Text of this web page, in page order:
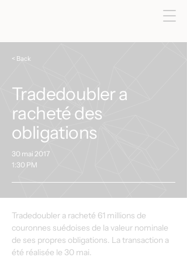
< Back
Tradedoubler a
racheté des
obligations
30 mai 2017
1:30 PM
Tradedoubler a racheté 61 millions de
couronnes suédoises de la valeur nominale
de ses propres obligations. La transaction a
été réalisée le 30 mai.